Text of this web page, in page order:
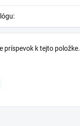
:
príspevok k tejto položke.